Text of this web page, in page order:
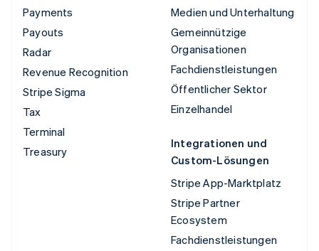
Payments
Payouts
Radar
Revenue Recognition
Stripe Sigma
Tax
Terminal
Treasury
Medien und Unterhaltung
Gemeinnützige
Organisationen
Fachdienstleistungen
Öffentlicher Sektor
Einzelhandel
Integrationen und
Custom-Lösungen
Stripe App-Marktplatz
Stripe Partner
Ecosystem
Fachdienstleistungen